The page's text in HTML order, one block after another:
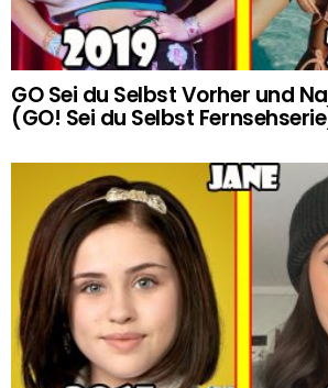
GO Sei du Selbst Vorher und
(GO! Sei du Selbst